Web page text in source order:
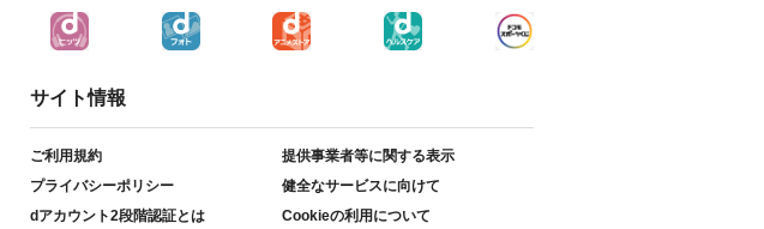
サイト情報
ご利用規約
提供事業者等に関する表示
プライバシーポリシー
健全なサービスに向けて
dアカウント2段階認証とは
Cookieの利用について